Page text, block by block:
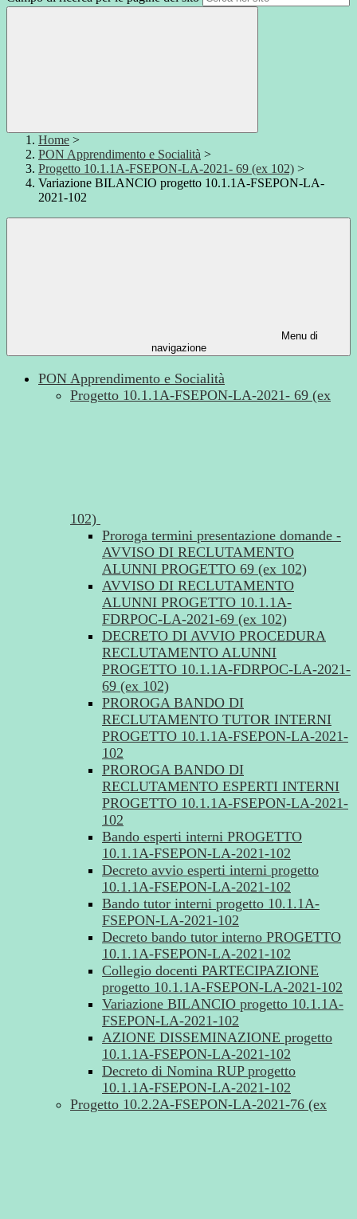
Home >
PON Apprendimento e Socialità >
Progetto 10.1.1A-FSEPON-LA-2021- 69 (ex 102) >
Variazione BILANCIO progetto 10.1.1A-FSEPON-LA-
2021-102
Menu di
navigazione
PON Apprendimento e Socialità
Progetto 10.1.1A-FSEPON-LA-2021- 69 (ex
102)
Proroga termini presentazione domande -
AVVISO DI RECLUTAMENTO
ALUNNI PROGETTO 69 (ex 102)
AVVISO DI RECLUTAMENTO
ALUNNI PROGETTO 10.1.1A-
FDRPOC-LA-2021-69 (ex 102)
DECRETO DI AVVIO PROCEDURA
RECLUTAMENTO ALUNNI
PROGETTO 10.1.1A-FDRPOC-LA-2021-
69 (ex 102)
PROROGA BANDO DI
RECLUTAMENTO TUTOR INTERNI
PROGETTO 10.1.1A-FSEPON-LA-2021-
102
PROROGA BANDO DI
RECLUTAMENTO ESPERTI INTERNI
PROGETTO 10.1.1A-FSEPON-LA-2021-
102
Bando esperti interni PROGETTO
10.1.1A-FSEPON-LA-2021-102
Decreto avvio esperti interni progetto
10.1.1A-FSEPON-LA-2021-102
Bando tutor interni progetto 10.1.1A-
FSEPON-LA-2021-102
Decreto bando tutor interno PROGETTO
10.1.1A-FSEPON-LA-2021-102
Collegio docenti PARTECIPAZIONE
progetto 10.1.1A-FSEPON-LA-2021-102
Variazione BILANCIO progetto 10.1.1A-
FSEPON-LA-2021-102
AZIONE DISSEMINAZIONE progetto
10.1.1A-FSEPON-LA-2021-102
Decreto di Nomina RUP progetto
10.1.1A-FSEPON-LA-2021-102
Progetto 10.2.2A-FSEPON-LA-2021-76 (ex